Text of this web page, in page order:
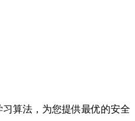
算法，为您提供最优的安全